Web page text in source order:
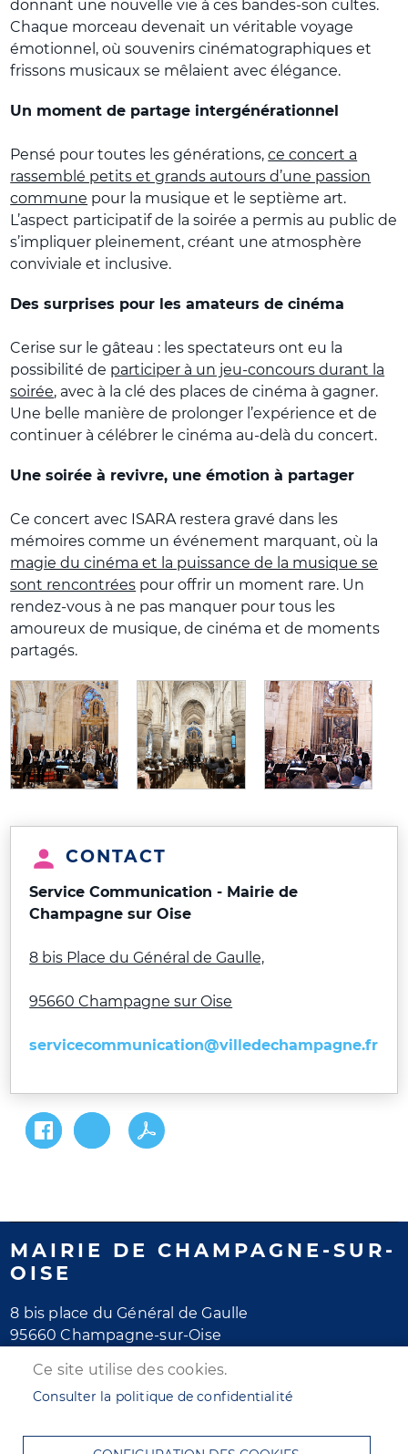
donnant une nouvelle vie à ces bandes-son cultes.
Chaque morceau devenait un véritable voyage
émotionnel, où souvenirs cinématographiques et
frissons musicaux se mêlaient avec élégance.
Un moment de partage intergénérationnel
Pensé pour toutes les générations,ce concert a
rassemblé petits et grands autours d’une passion
commune pour la musique et le septième art.
L’aspect participatif de la soirée a permis au public de
s’impliquer pleinement, créant une atmosphère
conviviale et inclusive.
Des surprises pour les amateurs de cinéma
Cerise sur le gâteau : les spectateurs ont eu la
possibilité de participer à un jeu-concours durant la
soirée, avec à la clé des places de cinéma à gagner.
Une belle manière de prolonger l’expérience et de
continuer à célébrer le cinéma au-delà du concert.
Une soirée à revivre, une émotion à partager
Ce concert avec ISARA restera gravé dans les
mémoires comme un événement marquant, où la
magie du cinéma et la puissance de la musique se
sont rencontrées pour offrir un moment rare. Un
rendez-vous à ne pas manquer pour tous les
amoureux de musique, de cinéma et de moments
partagés.
CONTACT
Service Communication - Mairie de
Champagne sur Oise
8 bis Place du Général de Gaulle,
95660 Champagne sur Oise
servicecommunication@villedechampagne.fr
MAIRIE DE CHAMPAGNE-SUR-
OISE
8 bis place du Général de Gaulle
95660 Champagne-sur-Oise
Horaires d'ouverture
Vendredi : de 8h30 à 12h et de 13h30 à 16h30
Ce site utilise des cookies.
Consulter la politique de confidentialité